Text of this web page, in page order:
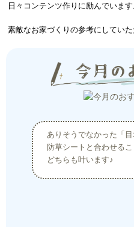
日々コンテンツ作りに励んでいます
素敵なお家づくりの参考にしてい
ありそうでなかった「目
防草シートと合わせる
どちらも叶います♪